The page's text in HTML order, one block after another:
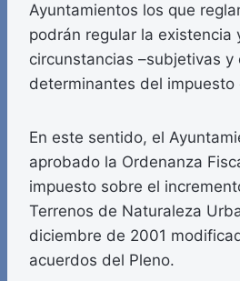
Ayuntamientos los que
podrán regular la existencia
circunstancias –subjetivas y
determinantes del impuesto
En este sentido, el
aprobado la Ordenanza
impuesto sobre el
Terrenos de Naturaleza
diciembre de 2001
acuerdos del Pleno.